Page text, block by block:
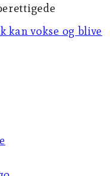
kan vokse og blive